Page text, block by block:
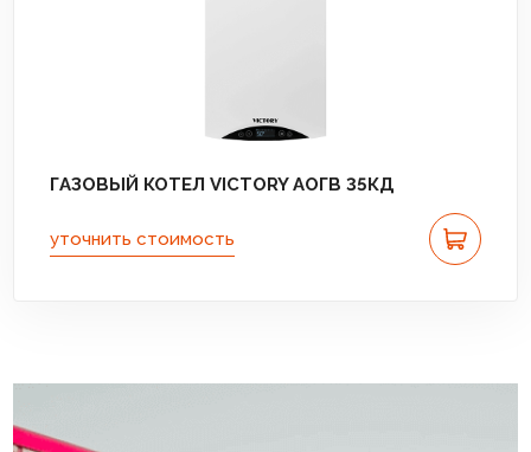
ГАЗОВЫЙ КОТЕЛ VICTORY АОГВ 35КД
уточнить стоимость